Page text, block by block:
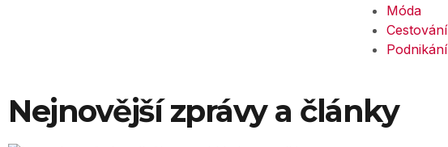
Móda
Cestování
Podnikání
Nejnovější zprávy a články